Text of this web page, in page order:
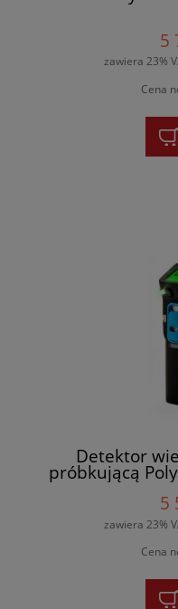
5
zawiera 23%
Cena
Detektor
próbkującą
5
zawiera 23%
Cena